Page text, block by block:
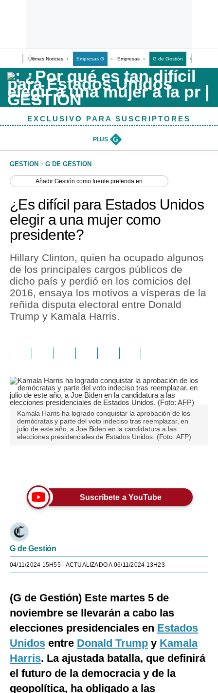
Últimas Noticias Empresas G Empresas G de Gestión
Últimas Noticias
Casos de Estudio
Columnistas
InfografíasEXCLUSIVO PARA SUSCRIPTORES
PLUS G
GESTION > G DE GESTION
AñadirGestión como fuente preferida en
¿Es difícil para Estados Unidos
elegir a una mujer como
presidente?
Hillary Clinton, quien ha ocupado algunos
de los principales cargos públicos de
dicho país y perdió en los comicios del
2016, ensaya los motivos a vísperas de la
reñida disputa electoral entre Donald
Trump y Kamala Harris.
Kamala Harris ha logrado conquistar la aprobación de los
demócratas y parte del voto indeciso tras reemplazar, en
julio de este año, a Joe Biden en la candidatura a las
elecciones presidenciales de Estados Unidos. (Foto: AFP)
Suscríbete a YouTube
G de Gestión
04/11/2024 15H55- ACTUALIZADO A 06/11/2024 13H23
(G de Gestión) Este martes 5 de
noviembre se llevarán a cabo las
elecciones presidenciales en Estados
Unidos entre Donald Trump y Kamala
Harris. La ajustada batalla, que definirá
el futuro de la democracia y de la
geopolítica, ha obligado a las